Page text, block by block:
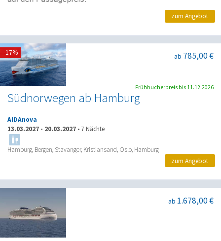
zum Angebot
Südnorwegen ab Hamburg
ab 785,00 €
AIDAnova
13.03.2027 - 20.03.2027 • 7 Nächte
Hamburg, Bergen, Stavanger, Kristiansand, Oslo, Hamburg
-17%
Frühbucherpreis bis 11.12.2026
zum Angebot
ab 1.678,00 €